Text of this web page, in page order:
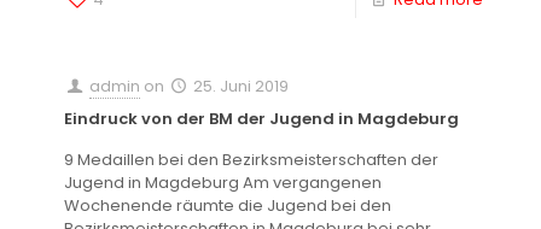
admin on
25. Juni 2019
Eindruck von der BM der Jugend in Magdeburg
9 Medaillen bei den Bezirksmeisterschaften der
Jugend in Magdeburg Am vergangenen
Wochenende räumte die Jugend bei den